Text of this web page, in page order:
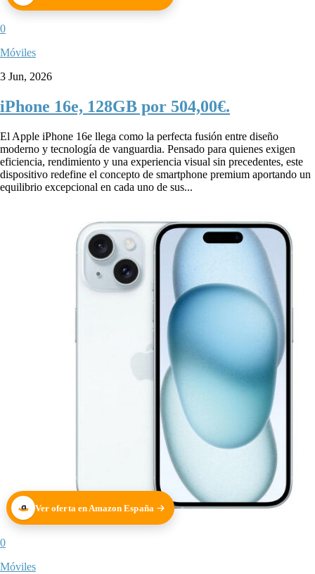
0
Móviles
3 Jun, 2026
iPhone 16e, 128GB por 504,00€.
El Apple iPhone 16e llega como la perfecta fusión entre diseño
moderno y tecnología de vanguardia. Pensado para quienes exigen
eficiencia, rendimiento y una experiencia visual sin precedentes, este
dispositivo redefine el concepto de smartphone premium aportando un
equilibrio excepcional en cada uno de sus...
Ver oferta en Amazon España
0
Móviles